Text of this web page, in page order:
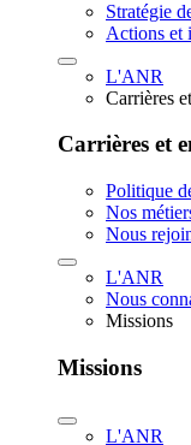
Stratégie
Actions et
L'ANR
Carrières
Carrières et
Politique
Nos
Nous
L'ANR
Nous
Missions
Missions
L'ANR